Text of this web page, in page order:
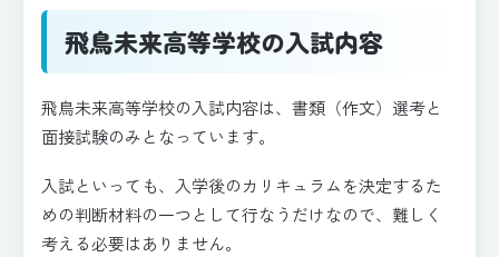
飛鳥未来高等学校の入試内容
飛鳥未来高等学校の入試内容は、書類（作文）選考と
面接試験のみとなっています。
入試といっても、入学後のカリキュラムを決定するた
めの判断材料の一つとして行なうだけなので、難しく
考える必要はありません。